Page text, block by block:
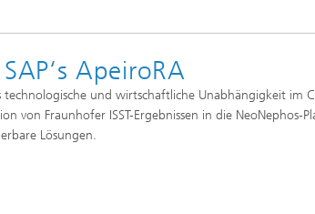
ApeiroRA
und wirtschaftliche Unabhängigkeit im
von Fraunhofer ISST-Ergebnissen in die NeoNephos-
Lösungen.